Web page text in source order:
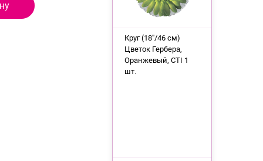
Круг (18''/46 см)
Цветок Гербера,
Оранжевый, CTI 1
шт.